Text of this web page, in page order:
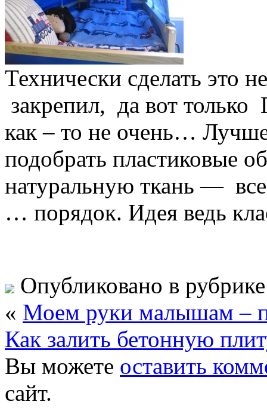
Технически сделать это
закрепил, да вот
как – то не очень…
подобрать пластиковые
натуральную ткань — все
… порядок. Идея ведь
Опубликовано в
« Моем руки малышам –
Как залить бетонную
Вы можете оставить
сайт.